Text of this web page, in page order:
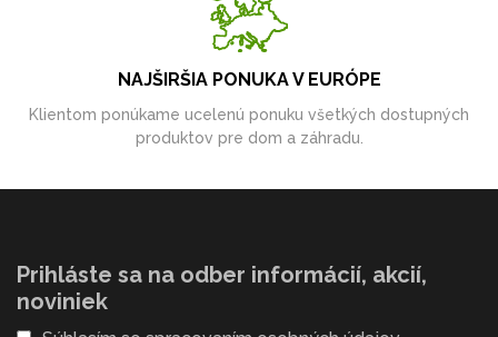
NAJŠIRŠIA PONUKA V EURÓPE
Klientom ponúkame ucelenú ponuku všetkých dostupných
produktov pre dom a záhradu.
Prihláste sa na odber informácií, akcií,
noviniek